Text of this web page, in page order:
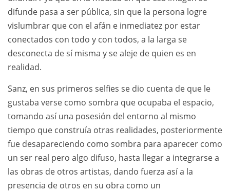
difunde pasa a ser pública, sin que la persona logre
vislumbrar que con el afán e inmediatez por estar
conectados con todo y con todos, a la larga se
desconecta de sí misma y se aleje de quien es en
realidad.
Sanz, en sus primeros selfies se dio cuenta de que le
gustaba verse como sombra que ocupaba el espacio,
tomando así una posesión del entorno al mismo
tiempo que construía otras realidades, posteriormente
fue desapareciendo como sombra para aparecer como
un ser real pero algo difuso, hasta llegar a integrarse a
las obras de otros artistas, dando fuerza así a la
presencia de otros en su obra como un